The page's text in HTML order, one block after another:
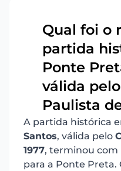
Qual foi o
partida
Ponte
válida
Paulista
A partida histórica
Santos, válida pelo
1977, terminou
para a Ponte Preta.